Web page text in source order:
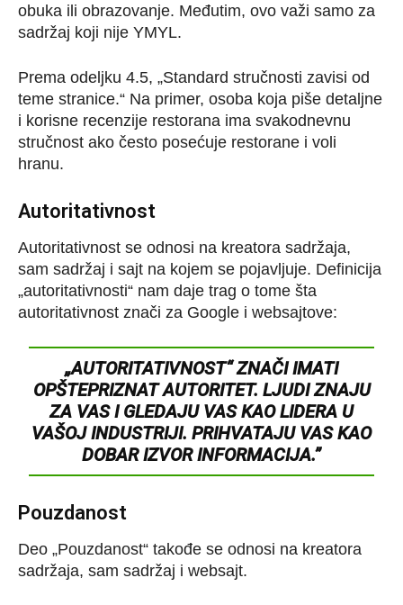
obuka ili obrazovanje. Međutim, ovo važi samo za
sadržaj koji nije YMYL.
Prema odeljku 4.5, „Standard stručnosti zavisi od
teme stranice.“ Na primer, osoba koja piše detaljne
i korisne recenzije restorana ima svakodnevnu
stručnost ako često posećuje restorane i voli
hranu.
Autoritativnost
Autoritativnost se odnosi na kreatora sadržaja,
sam sadržaj i sajt na kojem se pojavljuje. Definicija
„autoritativnosti“ nam daje trag o tome šta
autoritativnost znači za Google i websajtove:
„AUTORITATIVNOST“ ZNAČI IMATI
OPŠTEPRIZNAT AUTORITET. LJUDI ZNAJU
ZA VAS I GLEDAJU VAS KAO LIDERA U
VAŠOJ INDUSTRIJI. PRIHVATAJU VAS KAO
DOBAR IZVOR INFORMACIJA.”
Pouzdanost
Deo „Pouzdanost“ takođe se odnosi na kreatora
sadržaja, sam sadržaj i websajt.